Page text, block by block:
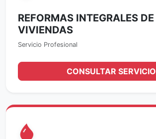
REFORMAS INTEGRALES DE
VIVIENDAS
Servicio Profesional
CONSULTAR SERVICIO